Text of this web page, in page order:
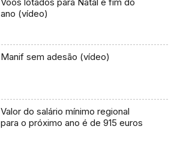
ano (vídeo)
Manif sem adesão (vídeo)
Valor do salário mínimo regional
para o próximo ano é de 915 euros